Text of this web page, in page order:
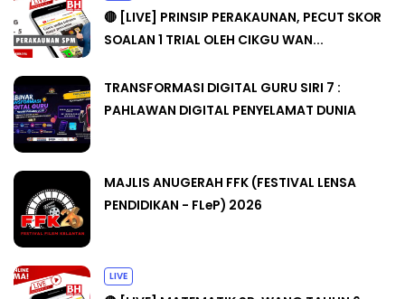
🔴 [LIVE] PRINSIP PERAKAUNAN, PECUT SKOR
SOALAN 1 TRIAL OLEH CIKGU WAN...
TRANSFORMASI DIGITAL GURU SIRI 7 :
PAHLAWAN DIGITAL PENYELAMAT DUNIA
MAJLIS ANUGERAH FFK (FESTIVAL LENSA
PENDIDIKAN - FLeP) 2026
LIVE